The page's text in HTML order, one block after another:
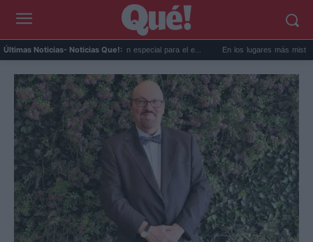
Últimas Noticias- Noticias Que!:
prepara una predicción especial para el e... En los lugares más misteriosos del